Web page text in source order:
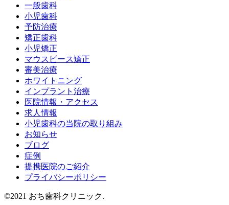
一般歯科
小児歯科
予防治療
矯正歯科
小児矯正
マウスピース矯正
審美治療
ホワイトニング
インプラント治療
医院情報・アクセス
求人情報
小児歯科の当院の取り組み
お知らせ
ブログ
症例
提携医院のご紹介
プライバシーポリシー
©2021 おち歯科クリニック.